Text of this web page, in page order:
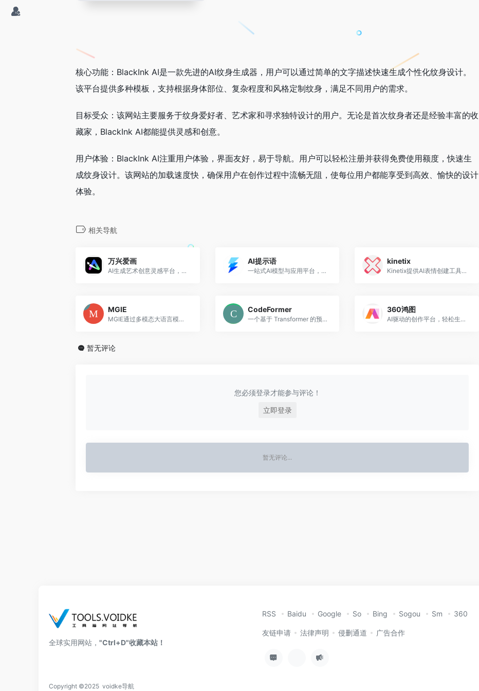
核心功能：BlackInk AI是一款先进的AI纹身生成器，用户可以通过简单的文字描述快速生成个性化纹身设计。
该平台提供多种模板，支持根据身体部位、复杂程度和风格定制纹身，满足不同用户的需求。
目标受众：该网站主要服务于纹身爱好者、艺术家和寻求独特设计的用户。无论是首次纹身者还是经验丰富的收
藏家，BlackInk AI都能提供灵感和创意。
用户体验：BlackInk AI注重用户体验，界面友好，易于导航。用户可以轻松注册并获得免费使用额度，快速生
成纹身设计。该网站的加载速度快，确保用户在创作过程中流畅无阻，使每位用户都能享受到高效、愉快的设计
体验。
相关导航
万兴爱画
AI生成艺术创意灵感平台，让创作变得简单而无限可能
AI提示语
一站式AI模型与应用平台，提升创作与工作效率，助力灵感无限
kinetix
Kinetix提供AI表情创建工具，让玩家从视频中生成自定义表情
MGIE
MGIE通过多模态大语言模型，提升基于指令的图像编辑灵活性与可控性
CodeFormer
一个基于 Transformer 的预测网络
360鸿图
AI驱动的创作平台，轻松生成高质量艺术作品
暂无评论
您必须登录才能参与评论！
立即登录
暂无评论...
全球实用网站， "Ctrl+D"收藏本站！
RSS Baidu Google So Bing Sogou Sm 360
友链申请 法律声明 侵删通道 广告合作
Copyright ©2025 voidke导航